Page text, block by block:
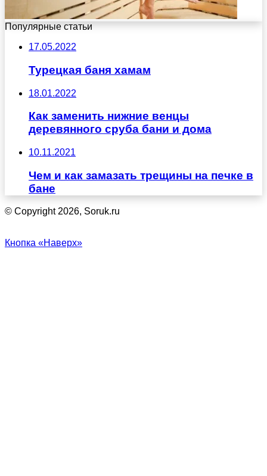
Популярные статьи
17.05.2022
Турецкая баня хамам
18.01.2022
Как заменить нижние венцы
деревянного сруба бани и дома
10.11.2021
Чем и как замазать трещины на печке в
бане
© Copyright 2026, Soruk.ru
Кнопка «Наверх»